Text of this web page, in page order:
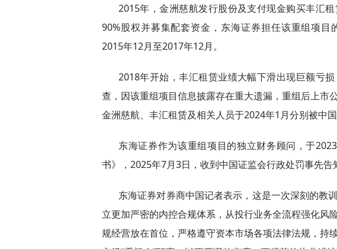
2015年，金洲慈航发行股份及支付现金购买丰汇租
90%股权并募集配套资金，东海证券担任该重组项目
2015年12月至2017年12月。
2018年开始，丰汇租赁业绩大幅下滑出现巨额亏
查，因该重组项目信息披露存在重大遗漏，重组后上市
金洲慈航、丰汇租赁及相关人员于2024年1月分别被中国
东海证券作为该重组项目的独立财务顾问，于
书》，2025年7月3日，收到中国证监会行政处罚事先告
东海证券对券商中国记者表示，这是一次深刻的教
立更加严密的内控合规体系，从投行业务全流程强化风
规经营放在首位，严格遵守资本市场各项法律法规，持